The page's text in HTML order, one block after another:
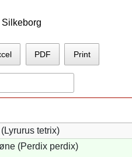
Silkeborg
PDF Print
tetrix)
(Perdix perdix)